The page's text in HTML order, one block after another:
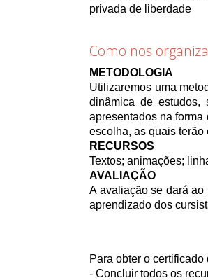
privada de liberdade
Como nos
METODOLOGIA
Utilizaremos uma
dinâmica de estudos,
apresentados na
escolha, as quais terão
RECURSOS
Textos; animações;
AVALIAÇÃO
A avaliação se dará
aprendizado dos
Para obter o
- Concluir todos os